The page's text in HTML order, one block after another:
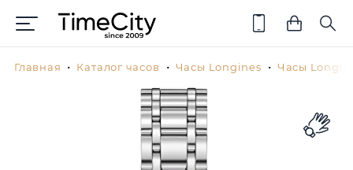
Главная Каталог часов Часы Longines Часы